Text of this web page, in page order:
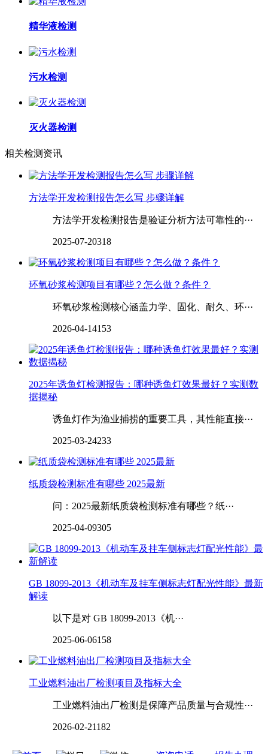
精华液检测
污水检测
灭火器检测
相关检测资讯
方法学开发检测报告怎么写 步骤详解
方法学开发检测报告是验证分析方法可靠性的···
2025-07-20318
环氧砂浆检测项目有哪些？怎么做？条件？
环氧砂浆检测核心涵盖力学、固化、耐久、环···
2026-04-14153
2025年诱鱼灯检测报告：哪种诱鱼灯效果最好？实测数
据揭秘
诱鱼灯作为渔业捕捞的重要工具，其性能直接···
2025-03-24233
纸质袋检测标准有哪些 2025最新
问：2025最新纸质袋检测标准有哪些？纸···
2025-04-09305
GB 18099-2013《机动车及挂车侧标志灯配光性能》最新
解读
以下是对 GB 18099-2013《机···
2025-06-06158
工业燃料油出厂检测项目及指标大全
工业燃料油出厂检测是保障产品质量与合规性···
2026-02-21182